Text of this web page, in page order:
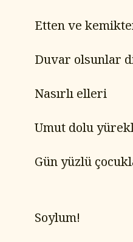
Etten ve
Duvar olsunlar
Nasırlı elleri
Umut dolu
Gün yüzlü
Soylum!